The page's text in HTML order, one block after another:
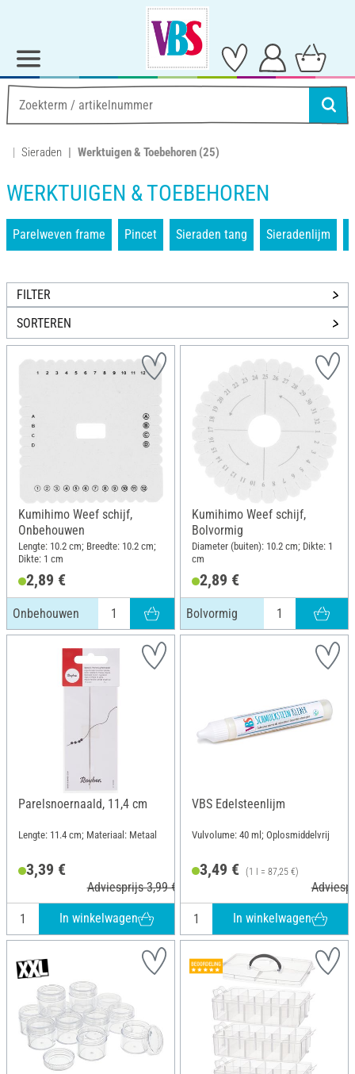
Sieraden Werktuigen & Toebehoren (25)
WERKTUIGEN & TOEBEHOREN
Parelweven frame Pincet Sieraden tang Sieradenlijm
FILTER
SORTEREN
Kumihimo Weef schijf,
Onbehouwen
Lengte: 10.2 cm; Breedte: 10.2 cm;
Dikte: 1 cm
2,89 €
Onbehouwen
Kumihimo Weef schijf,
Bolvormig
Diameter (buiten): 10.2 cm; Dikte: 1
cm
2,89 €
Bolvormig
Parelsnoernaald, 11,4 cm
Lengte: 11.4 cm; Materiaal: Metaal
3,39 €
Adviesprijs 3,99 €
In winkelwagen
VBS Edelsteenlijm
Vulvolume: 40 ml; Oplosmiddelvrij
3,49 € (1 l = 87,25 €)
In winkelwagen